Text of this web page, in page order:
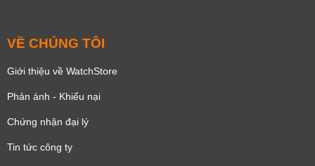
VỀ CHÚNG TÔI
Giới thiệu về WatchStore
Phản ánh - Khiếu nại
Chứng nhận đại lý
Tin tức công ty